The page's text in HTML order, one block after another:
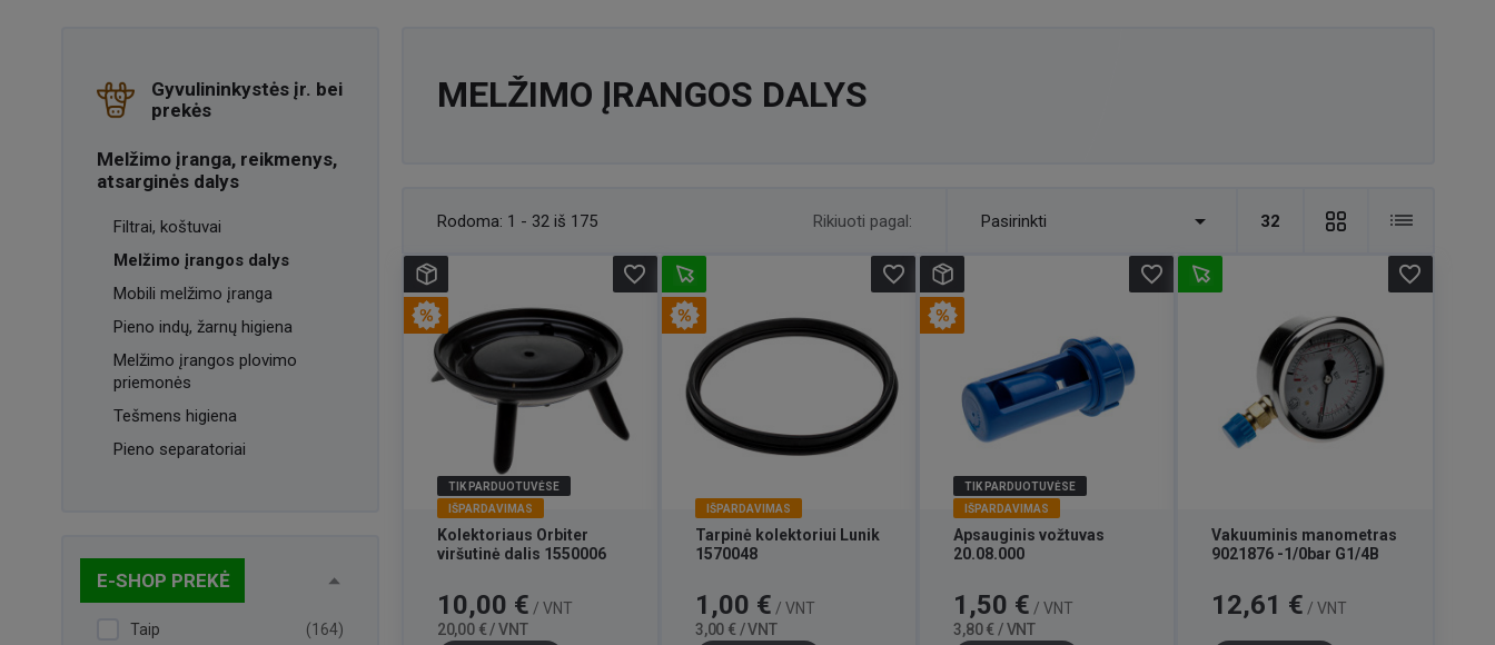
Gyvulininkystės įr. bei
prekės
Melžimo įranga, reikmenys,
atsarginės dalys
Filtrai, koštuvai
Melžimo įrangos dalys
Mobili melžimo įranga
Pieno indų, žarnų higiena
Melžimo įrangos plovimo
priemonės
Tešmens higiena
Pieno separatoriai
E-SHOP PREKĖ
Taip (164)
MELŽIMO ĮRANGOS DALYS
Rodoma: 1 - 32 iš 175 32
Rikiuoti pagal: Pasirinkti 
TIK PARDUOTUVĖSE
IŠPARDAVIMAS
Kolektoriaus Orbiter
viršutinė dalis 1550006
Kaina
10,00 € / VNT
20,00 € / VNT
favorite_border
IŠPARDAVIMAS
Tarpinė kolektoriui Lunik
1570048
Kaina
1,00 € / VNT
3,00 € / VNT
favorite_border
TIK PARDUOTUVĖSE
IŠPARDAVIMAS
Apsauginis vožtuvas
20.08.000
Kaina
1,50 € / VNT
3,80 € / VNT
favorite_border
Vakuuminis manometras
9021876 -1/0bar G1/4B
Kaina
12,61 € / VNT
favorite_border